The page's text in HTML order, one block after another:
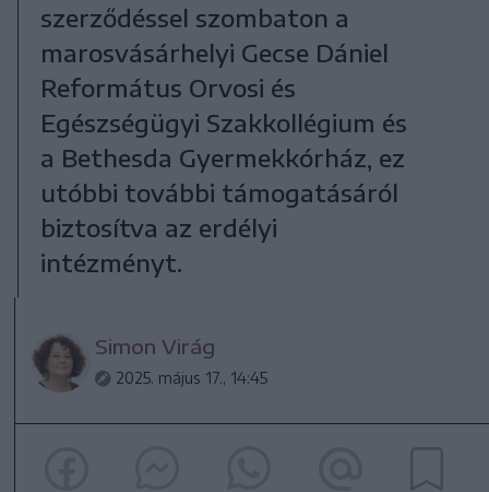
szerződéssel szombaton a
marosvásárhelyi Gecse Dániel
Református Orvosi és
Egészségügyi Szakkollégium és
a Bethesda Gyermekkórház, ez
utóbbi további támogatásáról
biztosítva az erdélyi
intézményt.
Simon Virág
2025. május 17., 14:45